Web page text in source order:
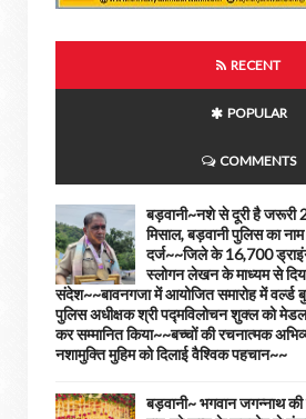
RECENT
POPULAR
COMMENTS
बड़वानी~नशे से दूरी है जरूरी
मिसाल, बड़वानी पुलिस का
दर्ज~~जिले के 16,700
स्लोगन लेखन के माध्यम से
संदेश~~बावनगजा में आयोजित समारोह में वर्ल्ड
पुलिस अधीक्षक श्री पद्मविलोचन शुक्ल को
कर सम्मानित किया~~बच्चों की रचनात्मक
नशामुक्ति मुहिम को दिलाई वैश्विक पहचान~~
बड़वानी~ भगवान जगन्नाथ